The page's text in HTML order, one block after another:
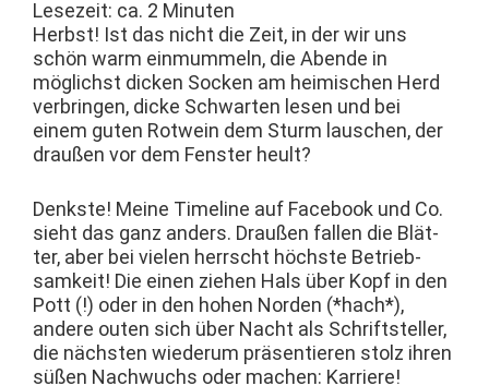
Lesezeit: ca. 2 Minuten
Herb­st! Ist das nicht die Zeit, in der wir uns
schön warm ein­mum­meln, die Abende in
möglichst dick­en Sock­en am heimis­chen Herd
ver­brin­gen, dicke Schwarten lesen und bei
einem guten Rotwein dem Sturm lauschen, der
draußen vor dem Fen­ster heult?
Denkste! Meine Time­line auf Face­book und Co.
sieht das ganz anders. Draußen fall­en die Blät­
ter, aber bei vie­len herrscht höch­ste Betrieb­
samkeit! Die einen ziehen Hals über Kopf in den
Pott (!) oder in den hohen Nor­den (*hach*),
andere out­en sich über Nacht als Schrift­steller,
die näch­sten wiederum präsen­tieren stolz ihren
süßen Nach­wuchs oder machen: Karriere!